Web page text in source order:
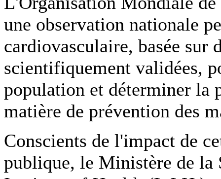
une observation nationale
cardiovasculaire, basée sur
scientifiquement validées,
population et déterminer la
matière de prévention des
Conscients de l'impact de
publique, le Ministère de la